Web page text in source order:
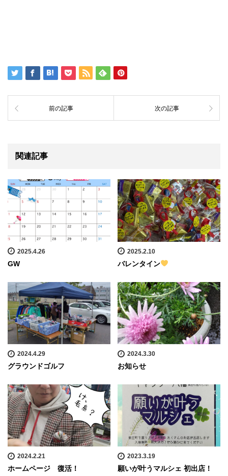
前の記事 次の記事
関連記事
2025.4.26
GW
2025.2.10
バレンタイン
2024.4.29
グラウンドゴルフ
2024.3.30
お知らせ
2024.2.21
ホームページ 復活！
2023.3.19
願いが叶うマルシェ 初出店！